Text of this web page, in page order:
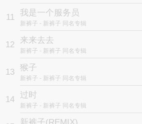
11 我是一个服务员
新裤子 - 新裤子 同名专辑
12 来来去去
新裤子 - 新裤子 同名专辑
13 猴子
新裤子 - 新裤子 同名专辑
14 过时
新裤子 - 新裤子 同名专辑